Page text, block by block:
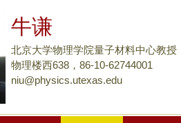
到
主
牛谦
北京大学物理学院量子材料中心教授
物理楼西638，86-10-62744001
niu@physics.utexas.edu